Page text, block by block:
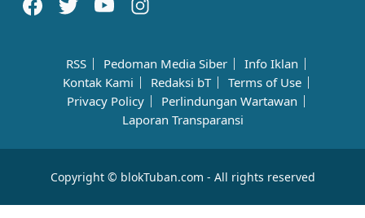
RSS Pedoman Media Siber
Info Iklan
Kontak Kami
Redaksi bT
Terms of Use
Privacy Policy
Perlindungan Wartawan
Laporan Transparansi
Copyright © blokTuban.com - All rights reserved